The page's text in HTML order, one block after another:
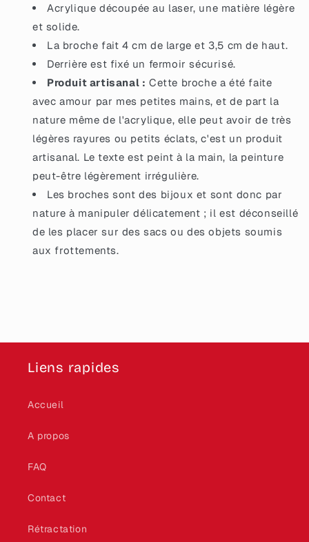
Acrylique découpée au laser, une matière légère
et solide.
La broche fait 4 cm de large et 3,5 cm de haut.
Derrière est fixé un fermoir sécurisé.
Produit artisanal : Cette broche a été faite
avec amour par mes petites mains, et de part la
nature même de l'acrylique, elle peut avoir de très
légères rayures ou petits éclats, c'est un produit
artisanal. Le texte est peint à la main, la peinture
peut-être légèrement irrégulière.
Les broches sont des bijoux et sont donc par
nature à manipuler délicatement ; il est déconseillé
de les placer sur des sacs ou des objets soumis
aux frottements.
Liens rapides
Accueil
A propos
FAQ
Contact
Rétractation